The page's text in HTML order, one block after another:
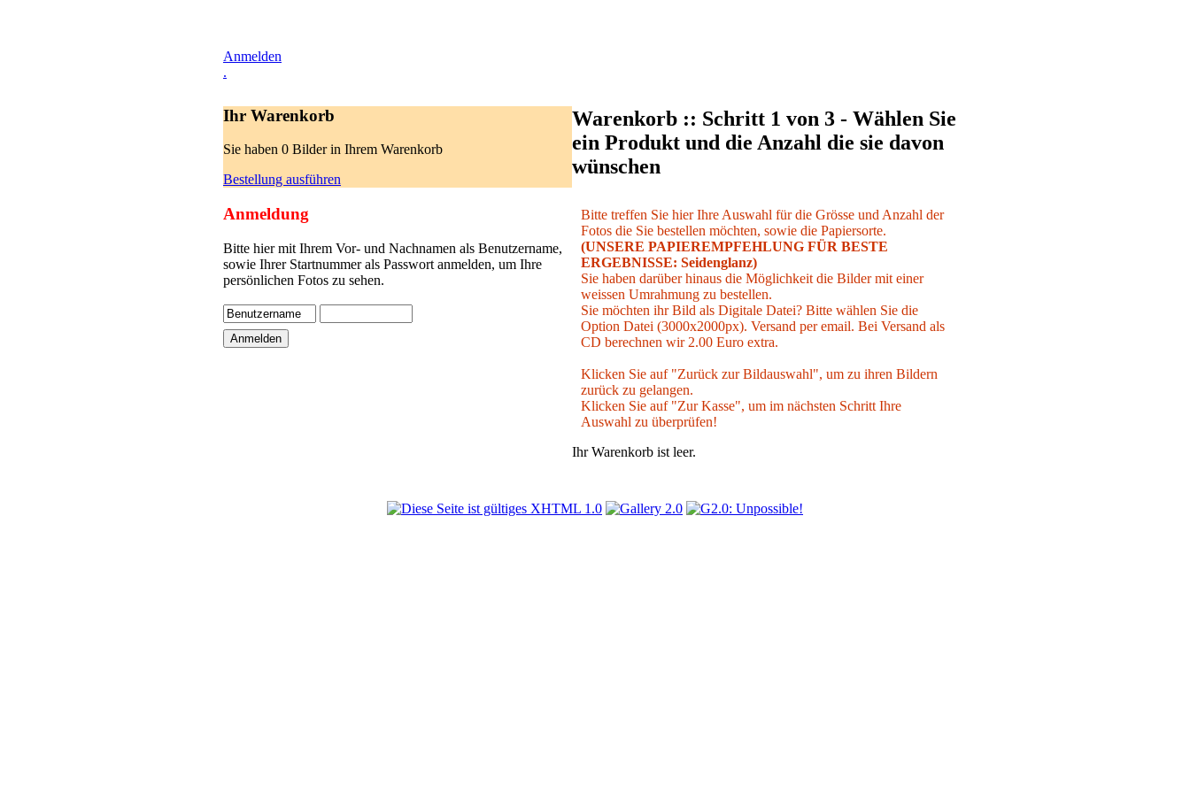
Anmelden
.
Ihr Warenkorb
Sie haben 0 Bilder in Ihrem Warenkorb
Bestellung ausführen
Anmeldung
Bitte hier mit Ihrem Vor- und Nachnamen als Benutzername,
sowie Ihrer Startnummer als Passwort anmelden, um Ihre
persönlichen Fotos zu sehen.
Warenkorb :: Schritt 1 von 3 - Wählen Sie
ein Produkt und die Anzahl die sie davon
wünschen
Bitte treffen Sie hier Ihre Auswahl für die Grösse und Anzahl der
Fotos die Sie bestellen möchten, sowie die Papiersorte.
(UNSERE PAPIEREMPFEHLUNG FÜR BESTE
ERGEBNISSE: Seidenglanz)
Sie haben darüber hinaus die Möglichkeit die Bilder mit einer
weissen Umrahmung zu bestellen.
Sie möchten ihr Bild als Digitale Datei? Bitte wählen Sie die
Option Datei (3000x2000px). Versand per email. Bei Versand als
CD berechnen wir 2.00 Euro extra.
Klicken Sie auf "Zurück zur Bildauswahl", um zu ihren Bildern
zurück zu gelangen.
Klicken Sie auf "Zur Kasse", um im nächsten Schritt Ihre
Auswahl zu überprüfen!
Ihr Warenkorb ist leer.